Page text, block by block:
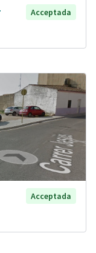
Acceptada
Acceptada